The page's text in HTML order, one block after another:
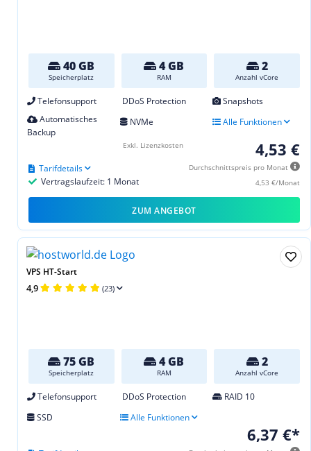
40 GB
Speicherplatz
4 GB
RAM
2
Anzahl vCore
Telefonsupport DDoS Protection
Snapshots
Automatisches
Backup
NVMe Alle Funktionen
4,53 €
Durchschnittspreis pro Monat
4,53 €/Monat
Vertragslaufzeit: 1 Monat
Tarifdetails
Exkl. Lizenzkosten
ZUM ANGEBOT
VPS HT-Start
4,9 (23)
75 GB
Speicherplatz
4 GB
RAM
2
Anzahl vCore
Telefonsupport DDoS Protection
RAID 10
SSD
Alle Funktionen
6,37 €*